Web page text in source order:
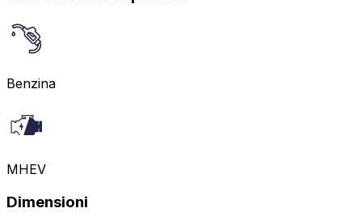
Benzina
MHEV
Dimensioni